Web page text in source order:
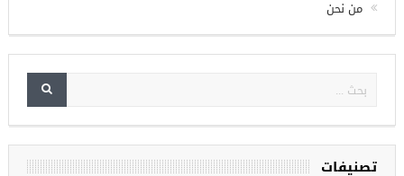
الصفحة الرئيسية
خدمات التسويق
من نحن